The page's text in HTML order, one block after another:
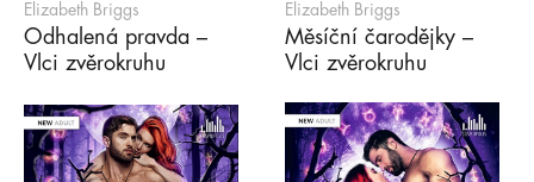
Elizabeth Briggs
Odhalená pravda –
Vlci zvěrokruhu
Elizabeth Briggs
Měsíční čarodějky –
Vlci zvěrokruhu